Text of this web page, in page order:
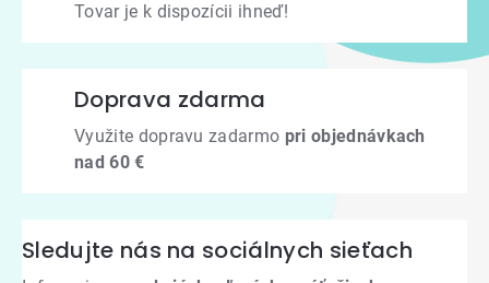
Tovar je k dispozícii ihneď!
Doprava zdarma
Využite dopravu zadarmo pri objednávkach
nad 60 €
Sledujte nás na sociálnych sieťach